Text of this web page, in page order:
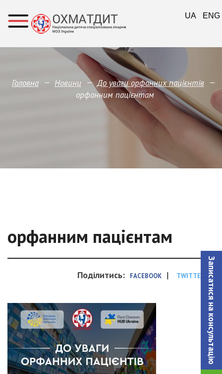
Записатися на консультацiю
Головна — Новини — До уваги орфанних пацієнтів —
орфанним пацієнтам
орфанним пацієнтам
Поділитись: FACEBOOK | TWITTER
UA ENG